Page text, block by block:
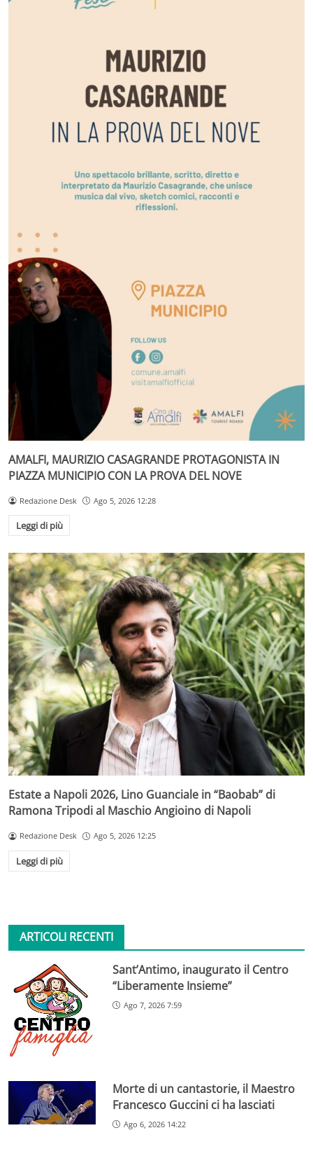
AMALFI, MAURIZIO CASAGRANDE PROTAGONISTA IN
PIAZZA MUNICIPIO CON LA PROVA DEL NOVE
Redazione Desk Ago 5, 2026 12:28
Leggi di più
Estate a Napoli 2026, Lino Guanciale in “Baobab” di
Ramona Tripodi al Maschio Angioino di Napoli
Redazione Desk Ago 5, 2026 12:25
Leggi di più
ARTICOLI RECENTI
Sant’Antimo, inaugurato il Centro
“Liberamente Insieme”
Ago 7, 2026 7:59
Morte di un cantastorie, il Maestro
Francesco Guccini ci ha lasciati
Ago 6, 2026 14:22